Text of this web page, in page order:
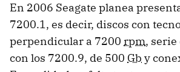
En 2006 Seagate planea
7200.1, es decir, discos con
perpendicular a 7200 rpm,
con los 7200.9, de 500 Gb y